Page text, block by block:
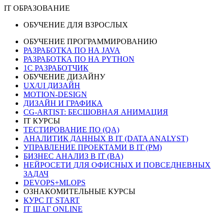
IT ОБРАЗОВАНИЕ
ОБУЧЕНИЕ ДЛЯ ВЗРОСЛЫХ
ОБУЧЕНИЕ ПРОГРАММИРОВАНИЮ
РАЗРАБОТКА ПО НА JAVA
РАЗРАБОТКА ПО НА PYTHON
1C РАЗРАБОТЧИК
ОБУЧЕНИЕ ДИЗАЙНУ
UX/UI ДИЗАЙН
MOTION-DESIGN
ДИЗАЙН И ГРАФИКА
CG-ARTIST: БЕСШОВНАЯ АНИМАЦИЯ
IT КУРСЫ
ТЕСТИРОВАНИЕ ПО (QA)
АНАЛИТИК ДАННЫХ В IT (DATA ANALYST)
УПРАВЛЕНИЕ ПРОЕКТАМИ В IT (PM)
БИЗНЕС АНАЛИЗ В IT (BA)
НЕЙРОСЕТИ ДЛЯ ОФИСНЫХ И ПОВСЕДНЕВНЫХ
ЗАДАЧ
DEVOPS+MLOPS
ОЗНАКОМИТЕЛЬНЫЕ КУРСЫ
КУРС IT START
IT ШАГ ONLINE